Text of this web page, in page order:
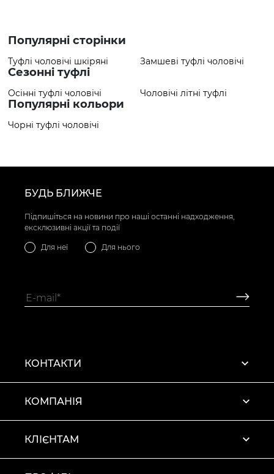
Популярні сторінки
Туфлі чоловічі шкіряні Замшеві туфлі чоловічі
Сезонні туфлі
Осінні туфлі чоловічі Чоловічі літні туфлі
Популярні кольори
Чорні туфлі чоловічі
БУДЬ БЛИЖЧЕ
Підпишіться на новини про наші останні надходження,
ексклюзивні акції та події
Для неї Для нього
КОНТАКТИ
КОМПАНІЯ
КЛІЄНТАМ